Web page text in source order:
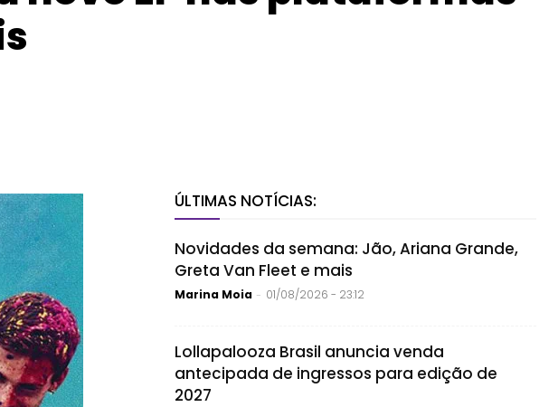
ÚLTIMAS NOTÍCIAS:
Novidades da semana: Jão, Ariana Grande,
Greta Van Fleet e mais
Marina Moia - 01/08/2026 - 23:12
Lollapalooza Brasil anuncia venda
antecipada de ingressos para edição de
2027